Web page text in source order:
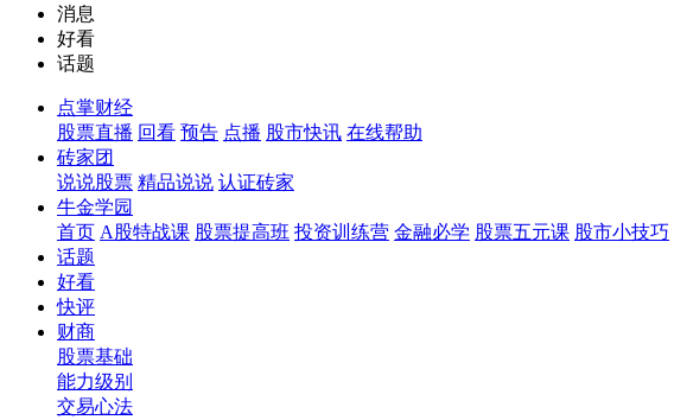
消息
好看
话题
点掌财经
股票直播 回看 预告 点播 股市快讯 在线帮助
砖家团
说说股票 精品说说 认证砖家
牛金学园
首页 A股特战课 股票提高班 投资训练营 金融必学 股票五元课 股市小技巧
话题
好看
快评
财商
股票基础
能力级别
交易心法